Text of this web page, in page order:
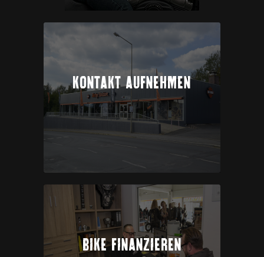
KONTAKT AUFNEHMEN
BIKE FINANZIEREN